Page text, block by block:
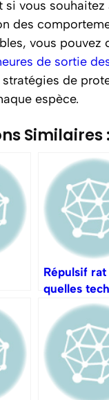
si vous
des
vous pouvez
de sortie
stratégies de
espèce.
Similaires :
en
Répulsif rat
quelles
pour les